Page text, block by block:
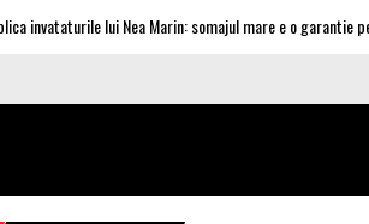
invataturile lui Nea Marin: somajul mare e o garantie